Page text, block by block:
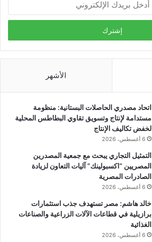
الأشهر
اتحاد مصدري الحاصلات البستانية: منظومة
مستدامة لإنتاج وتسويق تقاوي البطاطس المحلية
لخفض تكاليف الإنتاج
6 أغسطس، 2026
التمثيل التجاري يبحث مع جمعية المصدرين
المصريين “اكسبولينك” آليات التعاون لزيادة
الصادرات المصرية
6 أغسطس، 2026
خالد هاشم: مصر تستهدف جذب استثمارات
برازيلية في قطاعات الآلات الزراعية والصناعات
الغذائية
6 أغسطس، 2026